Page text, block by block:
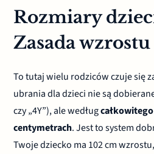
Rozmiary
Zasada wzrostu
To tutaj wielu rodziców czuje się
ubrania dla dzieci nie są
czy „4Y”), ale według
centymetrach. Jest to system
Twoje dziecko ma 102 cm